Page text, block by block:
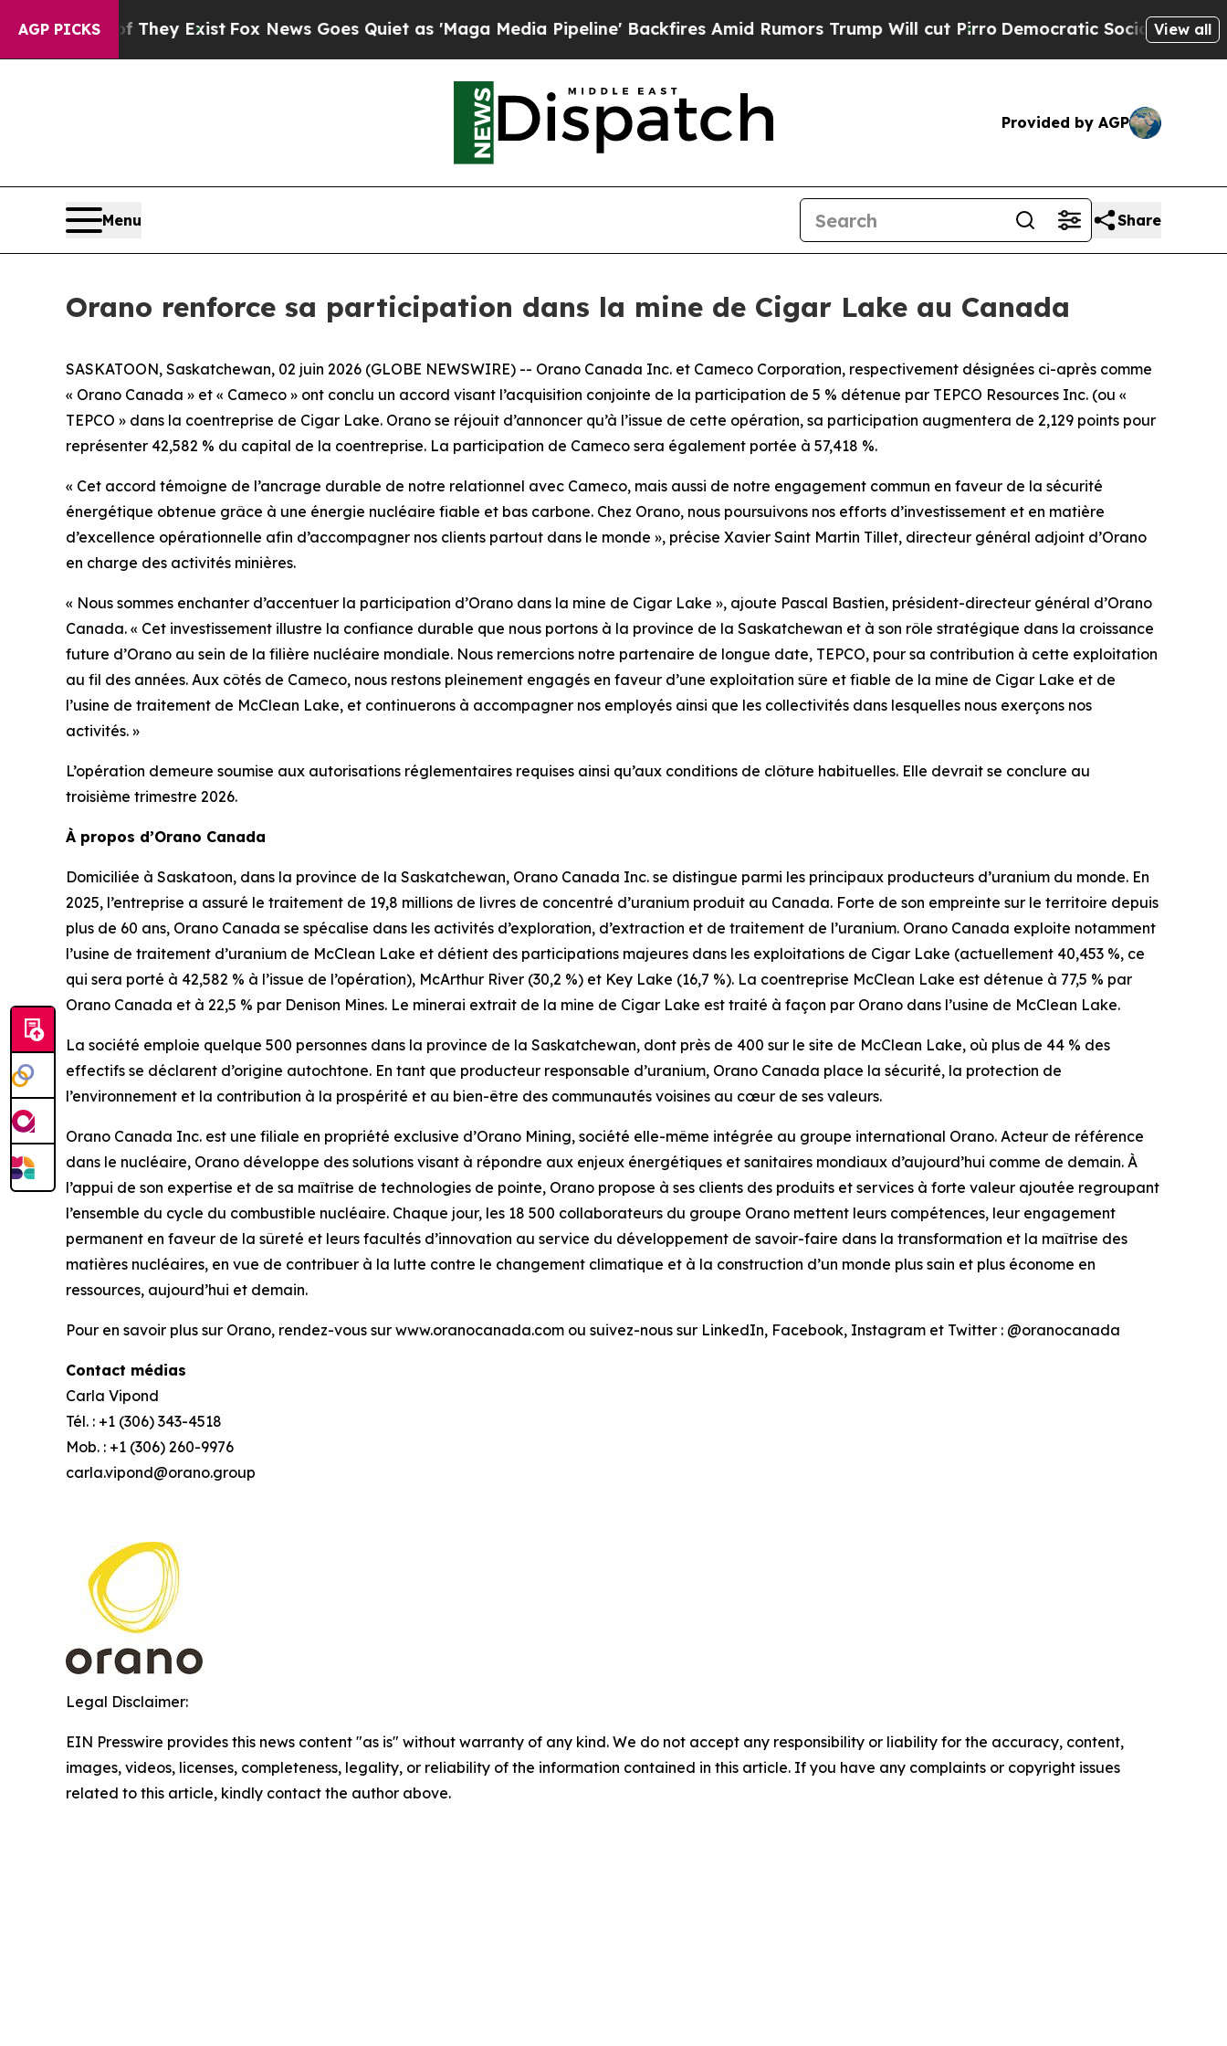
AGP PICKS
Proof They Exist Fox News Goes Quiet as 'Maga Media Pipeline' Backfires Amid Rumors Trump Will cut PirroDemocratic Socialists of America
View all
Provided by AGP
Menu Share
Orano renforce sa participation dans la mine de Cigar Lake au Canada
SASKATOON, Saskatchewan, 02 juin 2026 (GLOBE NEWSWIRE) -- Orano Canada Inc. et Cameco Corporation, respectivement désignées ci-après comme
« Orano Canada » et « Cameco » ont conclu un accord visant l’acquisition conjointe de la participation de 5 % détenue par TEPCO Resources Inc. (ou «
TEPCO » dans la coentreprise de Cigar Lake. Orano se réjouit d’annoncer qu’à l’issue de cette opération, sa participation augmentera de 2,129 points pour
représenter 42,582 % du capital de la coentreprise. La participation de Cameco sera également portée à 57,418 %.
« Cet accord témoigne de l’ancrage durable de notre relationnel avec Cameco, mais aussi de notre engagement commun en faveur de la sécurité
énergétique obtenue grâce à une énergie nucléaire fiable et bas carbone. Chez Orano, nous poursuivons nos efforts d’investissement et en matière
d’excellence opérationnelle afin d’accompagner nos clients partout dans le monde », précise Xavier Saint Martin Tillet, directeur général adjoint d’Orano
en charge des activités minières.
« Nous sommes enchanter d’accentuer la participation d’Orano dans la mine de Cigar Lake », ajoute Pascal Bastien, président-directeur général d’Orano
Canada. « Cet investissement illustre la confiance durable que nous portons à la province de la Saskatchewan et à son rôle stratégique dans la croissance
future d’Orano au sein de la filière nucléaire mondiale. Nous remercions notre partenaire de longue date, TEPCO, pour sa contribution à cette exploitation
au fil des années. Aux côtés de Cameco, nous restons pleinement engagés en faveur d’une exploitation sûre et fiable de la mine de Cigar Lake et de
l’usine de traitement de McClean Lake, et continuerons à accompagner nos employés ainsi que les collectivités dans lesquelles nous exerçons nos
activités. »
L’opération demeure soumise aux autorisations réglementaires requises ainsi qu’aux conditions de clôture habituelles. Elle devrait se conclure au
troisième trimestre 2026.
À propos d’Orano Canada
Domiciliée à Saskatoon, dans la province de la Saskatchewan, Orano Canada Inc. se distingue parmi les principaux producteurs d’uranium du monde. En
2025, l’entreprise a assuré le traitement de 19,8 millions de livres de concentré d’uranium produit au Canada. Forte de son empreinte sur le territoire depuis
plus de 60 ans, Orano Canada se spécalise dans les activités d’exploration, d’extraction et de traitement de l’uranium. Orano Canada exploite notamment
l’usine de traitement d’uranium de McClean Lake et détient des participations majeures dans les exploitations de Cigar Lake (actuellement 40,453 %, ce
qui sera porté à 42,582 % à l’issue de l’opération), McArthur River (30,2 %) et Key Lake (16,7 %). La coentreprise McClean Lake est détenue à 77,5 % par
Orano Canada et à 22,5 % par Denison Mines. Le minerai extrait de la mine de Cigar Lake est traité à façon par Orano dans l’usine de McClean Lake.
La société emploie quelque 500 personnes dans la province de la Saskatchewan, dont près de 400 sur le site de McClean Lake, où plus de 44 % des
effectifs se déclarent d’origine autochtone. En tant que producteur responsable d’uranium, Orano Canada place la sécurité, la protection de
l’environnement et la contribution à la prospérité et au bien-être des communautés voisines au cœur de ses valeurs.
Orano Canada Inc. est une filiale en propriété exclusive d’Orano Mining, société elle-même intégrée au groupe international Orano. Acteur de référence
dans le nucléaire, Orano développe des solutions visant à répondre aux enjeux énergétiques et sanitaires mondiaux d’aujourd’hui comme de demain. À
l’appui de son expertise et de sa maîtrise de technologies de pointe, Orano propose à ses clients des produits et services à forte valeur ajoutée regroupant
l’ensemble du cycle du combustible nucléaire. Chaque jour, les 18 500 collaborateurs du groupe Orano mettent leurs compétences, leur engagement
permanent en faveur de la sûreté et leurs facultés d’innovation au service du développement de savoir-faire dans la transformation et la maîtrise des
matières nucléaires, en vue de contribuer à la lutte contre le changement climatique et à la construction d’un monde plus sain et plus économe en
ressources, aujourd’hui et demain.
Pour en savoir plus sur Orano, rendez-vous sur www.oranocanada.com ou suivez-nous sur LinkedIn, Facebook, Instagram et Twitter : @oranocanada
Contact médias
Carla Vipond
Tél. : +1 (306) 343-4518
Mob. : +1 (306) 260-9976
carla.vipond@orano.group
Legal Disclaimer:
EIN Presswire provides this news content "as is" without warranty of any kind. We do not accept any responsibility or liability for the accuracy, content,
images, videos, licenses, completeness, legality, or reliability of the information contained in this article. If you have any complaints or copyright issues
related to this article, kindly contact the author above.